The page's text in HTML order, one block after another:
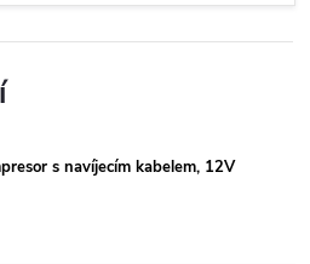
s navíjecím kabelem, 12V